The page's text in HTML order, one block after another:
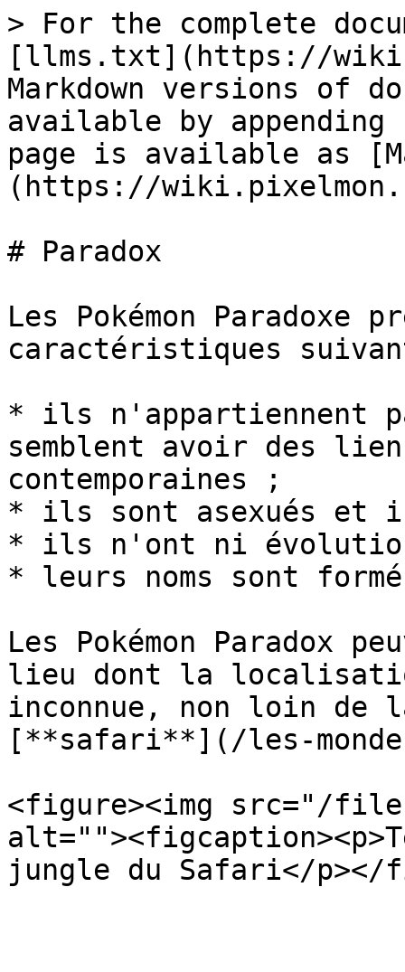
> For the complete
[llms.txt](https://
Markdown versions of
available by
page is available as
(https://
# Paradox
Les Pokémon Paradoxe
caractéristiques
* ils n'appartiennent
semblent avoir des
contemporaines ;
* ils sont asexués et
* ils n'ont ni
* leurs noms sont
Les Pokémon Paradox
lieu dont la
inconnue, non loin de
[**safari**](/les-
<figure><img src="/